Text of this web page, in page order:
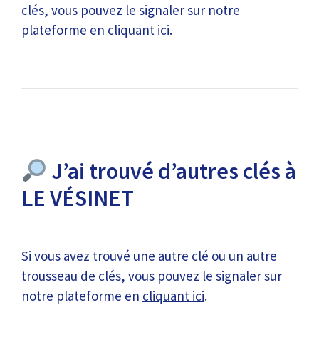
clés, vous pouvez le signaler sur notre
plateforme en cliquant ici.
J’ai trouvé d’autres clés à
LE VÉSINET
Si vous avez trouvé une autre clé ou un autre
trousseau de clés, vous pouvez le signaler sur
notre plateforme en cliquant ici.